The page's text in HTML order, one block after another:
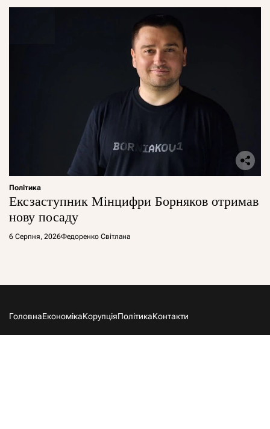
Політика
Ексзаступник Мінцифри Борняков отримав
нову посаду
6 Серпня, 2026Федоренко Світлана
ГоловнаЕкономікаКорупціяПолітикаКонтакти